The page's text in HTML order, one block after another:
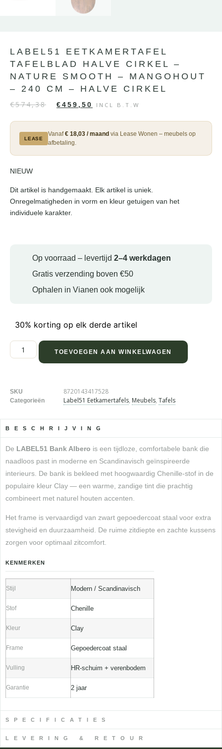
LABEL51 EETKAMERTAFEL
TAFELBLAD HALVE CIRKEL –
NATURE SMOOTH – MANGOHOUT
– 240 CM – HALVE CIRKEL
€574,38 €459,50 INCL B.T.W
LEASE
Vanaf€ 18,03 / maand via Lease Wonen – meubels op
afbetaling.
NIEUW
Dit artikel is handgemaakt. Elk artikel is uniek.
Onregelmatigheden in vorm en kleur getuigen van het
individuele karakter.
Op voorraad – levertijd 2–4 werkdagen
Gratis verzending boven €50
Ophalen in Vianen ook mogelijk
30% korting op elk derde artikel
TOEVOEGEN AAN WINKELWAGEN
SKU 8720143417528
Categorieën Label51 Eetkamertafels, Meubels, Tafels
BESCHRIJVING
De LABEL51 Bank Albero is een tijdloze, comfortabele bank die
naadloos past in moderne en Scandinavisch geïnspireerde
interieurs. De bank is bekleed met hoogwaardig Chenille-stof in de
populaire kleur Clay — een warme, zandige tint die prachtig
combineert met naturel houten accenten.
Het frame is vervaardigd van zwart gepoedercoat staal voor extra
stevigheid en duurzaamheid. De ruime zitdiepte en zachte kussens
zorgen voor optimaal zitcomfort.
KENMERKEN
Stijl Modern / Scandinavisch
Stof Chenille
Kleur Clay
Frame Gepoedercoat staal
Vulling HR-schuim + verenbodem
Garantie 2 jaar
SPECIFICATIES
LEVERING & RETOUR